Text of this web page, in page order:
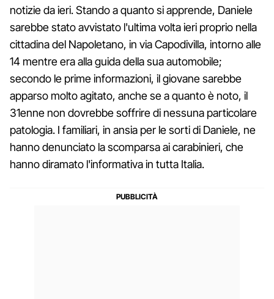
notizie da ieri. Stando a quanto si apprende, Daniele
sarebbe stato avvistato l'ultima volta ieri proprio nella
cittadina del Napoletano, in via Capodivilla, intorno alle
14 mentre era alla guida della sua automobile;
secondo le prime informazioni, il giovane sarebbe
apparso molto agitato, anche se a quanto è noto, il
31enne non dovrebbe soffrire di nessuna particolare
patologia. I familiari, in ansia per le sorti di Daniele, ne
hanno denunciato la scomparsa ai carabinieri, che
hanno diramato l'informativa in tutta Italia.